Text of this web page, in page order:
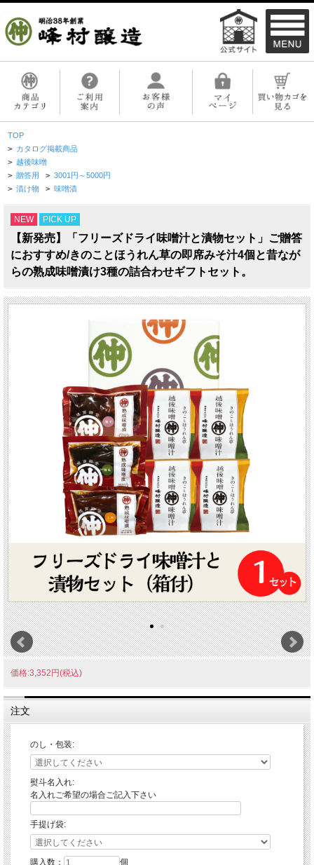
TOP
> カタログ掲載商品
> 越後味噌
> 贈答用 > 3001円～5000円
> 漬け物 > 味噌漬
NEW PICK UP
【新発売】「フリーズドライ味噌汁と漬物セット」ご贈答
におすすめ/きのことほうれん草の即席みそ汁4個と昔なが
らの熟成味噌漬け3種の詰合わせギフトセット。
価格:3,352円(税込)
注文
のし・包装:
熨斗名入れ:
名入れご希望の場合ご記入下さい
手提げ袋:
購入数： 個